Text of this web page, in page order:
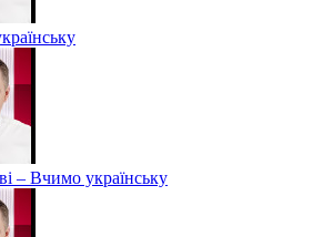
– Вчимо українську